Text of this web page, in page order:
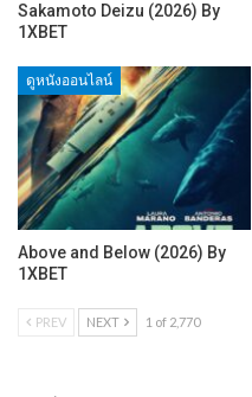
Sakamoto Deizu (2026) By
1XBET
ดูหนังออนไลน์
Above and Below (2026) By
1XBET
PREV NEXT 1 of 2,770